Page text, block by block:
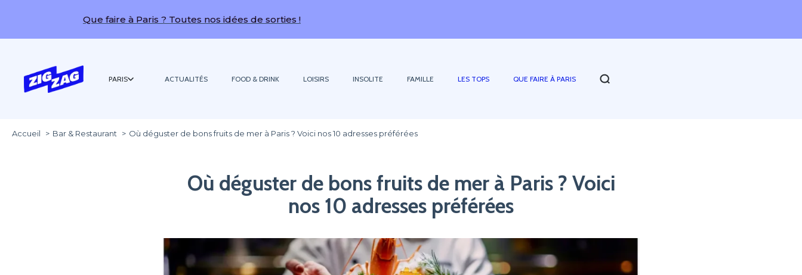
Que faire à Paris ? Toutes nos idées de sorties !
PARIS ACTUALITÉS FOOD & DRINK LOISIRS INSOLITE FAMILLE LES TOPS QUE FAIRE À PARIS
Accueil Bar & Restaurant Où déguster de bons fruits de mer à Paris ? Voici nos 10 adresses préférées
Où déguster de bons fruits de mer à Paris ? Voici
nos 10 adresses préférées